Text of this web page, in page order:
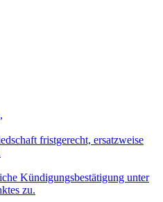
fristgerecht, ersatzweise
Kündigungsbestätigung unter
zu.